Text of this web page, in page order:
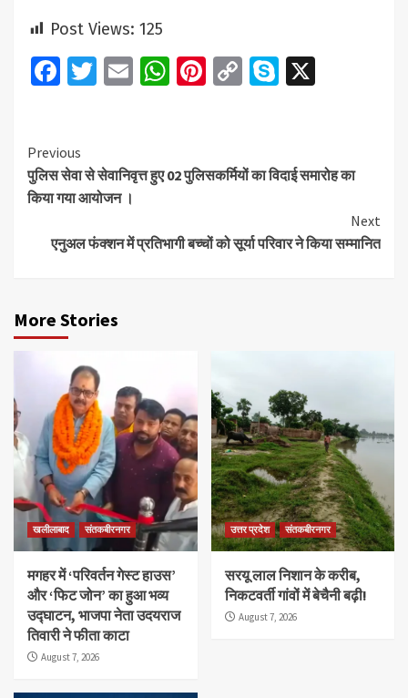
Post Views: 125
Facebook
Twitter
EmailWhatsApp
Pinterest
CopySkype
Continue
Reading
Previous
पुलिस सेवा से सेवानिवृत्त हुए 02 पुलिसकर्मियों का विदाई समारोह का
किया गया आयोजन ।
Next
एनुअल फंक्शन में प्रतिभागी बच्चों को सूर्या परिवार ने किया सम्मानित
More Stories
खलीलाबाद संतकबीरनगर
मगहर में ‘परिवर्तन गेस्ट हाउस’
और ‘फिट जोन’ का हुआ भव्य
उद्घाटन, भाजपा नेता उदयराज
तिवारी ने फीता काटा
August 7, 2026
उत्तर प्रदेश संतकबीरनगर
सरयू लाल निशान के करीब,
निकटवर्ती गांवों में बेचैनी बढ़ी!
August 7, 2026